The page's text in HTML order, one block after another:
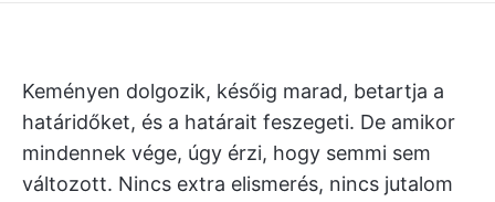
Keményen dolgozik, későig marad, betartja a
határidőket, és a határait feszegeti. De amikor
mindennek vége, úgy érzi, hogy semmi sem
változott. Nincs extra elismerés, nincs jutalom